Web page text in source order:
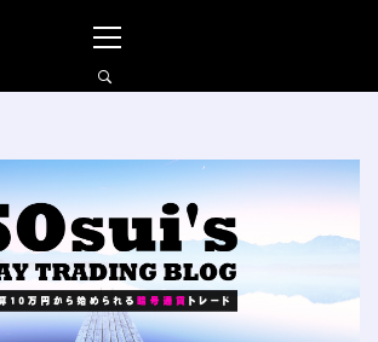
イ
ン
ュ
ー
の仮想通貨FXブ
ログ